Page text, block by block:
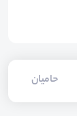
حامیان